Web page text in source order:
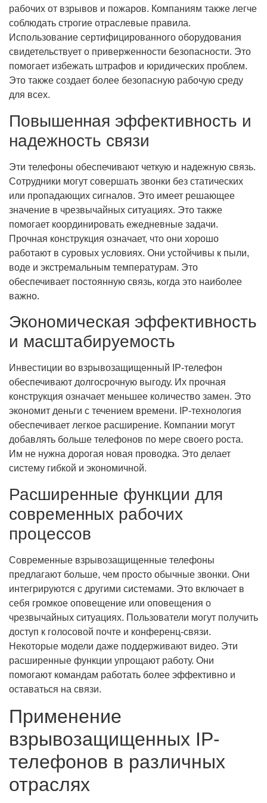
рабочих от взрывов и пожаров. Компаниям также легче
соблюдать строгие отраслевые правила.
Использование сертифицированного оборудования
свидетельствует о приверженности безопасности. Это
помогает избежать штрафов и юридических проблем.
Это также создает более безопасную рабочую среду
для всех.
Повышенная эффективность и
надежность связи
Эти телефоны обеспечивают четкую и надежную связь.
Сотрудники могут совершать звонки без статических
или пропадающих сигналов. Это имеет решающее
значение в чрезвычайных ситуациях. Это также
помогает координировать ежедневные задачи.
Прочная конструкция означает, что они хорошо
работают в суровых условиях. Они устойчивы к пыли,
воде и экстремальным температурам. Это
обеспечивает постоянную связь, когда это наиболее
важно.
Экономическая эффективность
и масштабируемость
Инвестиции во взрывозащищенный IP-телефон
обеспечивают долгосрочную выгоду. Их прочная
конструкция означает меньшее количество замен. Это
экономит деньги с течением времени. IP-технология
обеспечивает легкое расширение. Компании могут
добавлять больше телефонов по мере своего роста.
Им не нужна дорогая новая проводка. Это делает
систему гибкой и экономичной.
Расширенные функции для
современных рабочих
процессов
Современные взрывозащищенные телефоны
предлагают больше, чем просто обычные звонки. Они
интегрируются с другими системами. Это включает в
себя громкое оповещение или оповещения о
чрезвычайных ситуациях. Пользователи могут получить
доступ к голосовой почте и конференц-связи.
Некоторые модели даже поддерживают видео. Эти
расширенные функции упрощают работу. Они
помогают командам работать более эффективно и
оставаться на связи.
Применение
взрывозащищенных IP-
телефонов в различных
отраслях